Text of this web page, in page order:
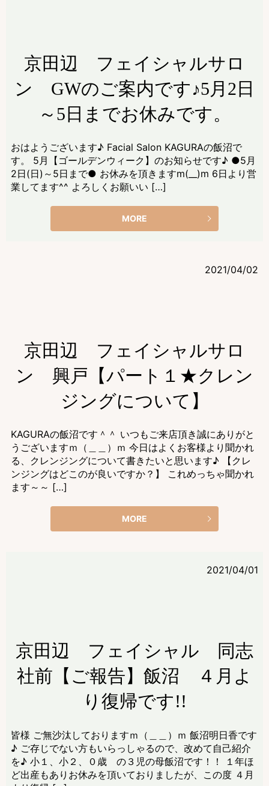
京田辺 フェイシャルサロ
ン GWのご案内です♪5月2日
～5日までお休みです。
おはようございます♪ Facial Salon KAGURAの飯沼で
す。 5月【ゴールデンウィーク】のお知らせです♪ ●5月
2日(日)～5日まで● お休みを頂きますm(__)m 6日より営
業してます^^ よろしくお願いい […]
MORE
2021/04/02
京田辺 フェイシャルサロ
ン 興戸【パート１★クレン
ジングについて】
KAGURAの飯沼です＾＾ いつもご来店頂き誠にありがと
うございますｍ（＿＿）ｍ 今日はよくお客様より聞かれ
る、クレンジングについて書きたいと思います♪ 【クレ
ンジングはどこのが良いですか？】 これめっちゃ聞かれ
ます～～ […]
MORE
2021/04/01
京田辺 フェイシャル 同志
社前【ご報告】飯沼 ４月よ
り復帰です!!
皆様 ご無沙汰しておりますｍ（＿＿）ｍ 飯沼明日香です
♪ ご存じでない方もいらっしゃるので、改めて自己紹介
を♪ 小１、小２、０歳 の３児の母飯沼です！！ １年ほ
ど出産もありお休みを頂いておりましたが、この度 ４月